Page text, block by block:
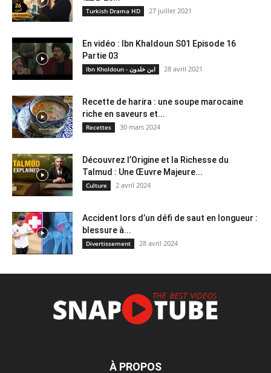
Turkish Drama HD 27 juillet 2021
En vidéo : Ibn Khaldoun S01 Episode 16
Partie 03
Ibn Kholdoun - ابن خلدون 28 avril 2021
Recette de harira : une soupe marocaine
riche en saveurs et...
Recettes 30 mars 2024
Découvrez l’Origine et la Richesse du
Talmud : Une Œuvre Majeure...
Culture 2 avril 2024
Accident lors d’un défi de saut en longueur :
blessure à...
Divertissement 28 avril 2024
À PROPOS